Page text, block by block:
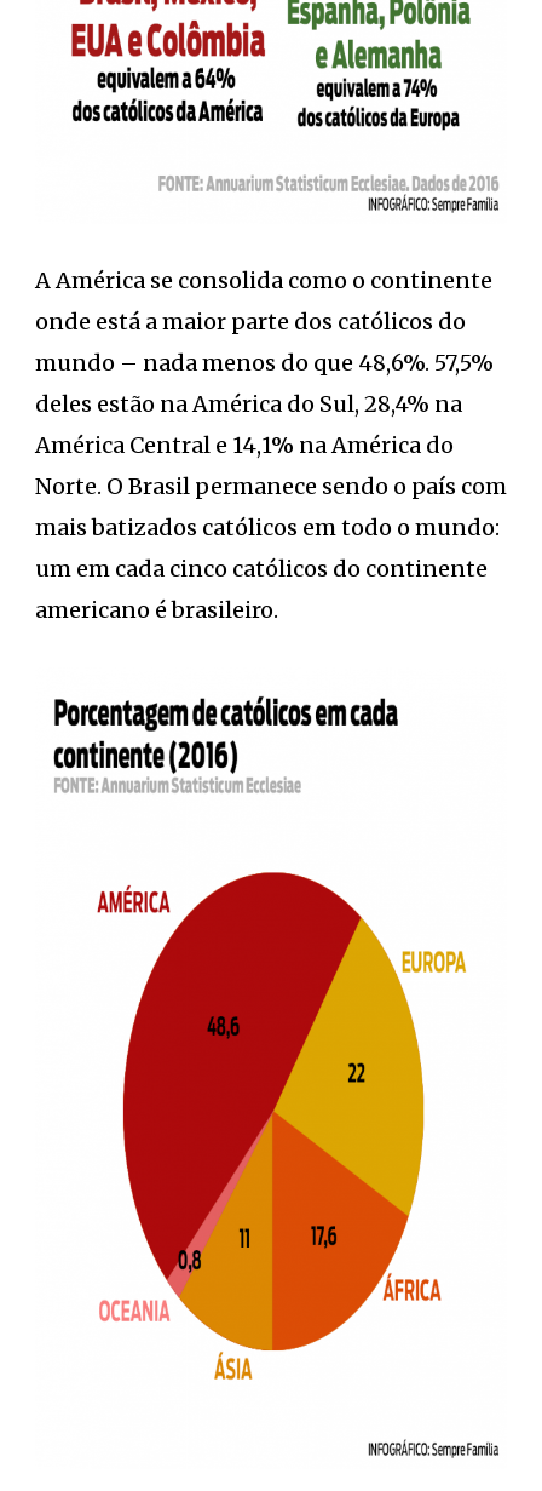
A América se consolida como o continente
onde está a maior parte dos católicos do
mundo – nada menos do que 48,6%. 57,5%
deles estão na América do Sul, 28,4% na
América Central e 14,1% na América do
Norte. O Brasil permanece sendo o país com
mais batizados católicos em todo o mundo:
um em cada cinco católicos do continente
americano é brasileiro.